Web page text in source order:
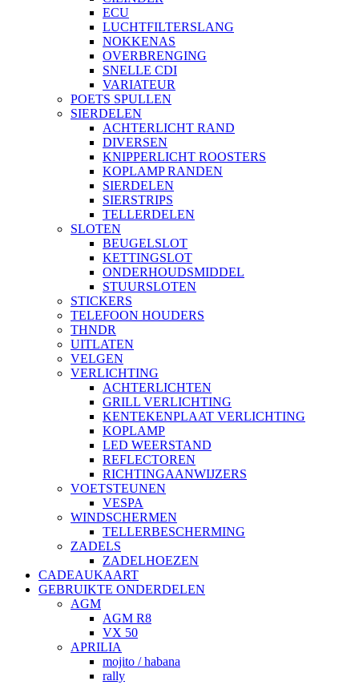
ECU
LUCHTFILTERSLANG
NOKKENAS
OVERBRENGING
SNELLE CDI
VARIATEUR
POETS SPULLEN
SIERDELEN
ACHTERLICHT RAND
DIVERSEN
KNIPPERLICHT ROOSTERS
KOPLAMP RANDEN
SIERDELEN
SIERSTRIPS
TELLERDELEN
SLOTEN
BEUGELSLOT
KETTINGSLOT
ONDERHOUDSMIDDEL
STUURSLOTEN
STICKERS
TELEFOON HOUDERS
THNDR
UITLATEN
VELGEN
VERLICHTING
ACHTERLICHTEN
GRILL VERLICHTING
KENTEKENPLAAT VERLICHTING
KOPLAMP
LED WEERSTAND
REFLECTOREN
RICHTINGAANWIJZERS
VOETSTEUNEN
VESPA
WINDSCHERMEN
TELLERBESCHERMING
ZADELS
ZADELHOEZEN
CADEAUKAART
GEBRUIKTE ONDERDELEN
AGM
AGM R8
VX 50
APRILIA
mojito / habana
rally